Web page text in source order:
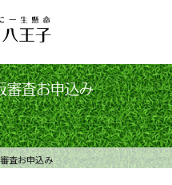
査お申込み
審査お申込み